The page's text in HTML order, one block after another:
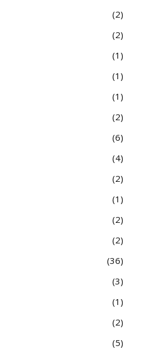
2
2
1
1
1
2
6
4
2
1
2
2
36
3
1
2
5